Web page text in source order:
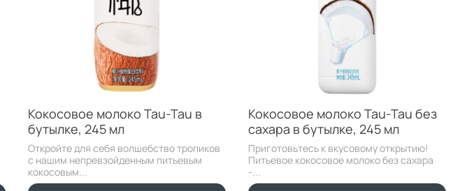
Кокосовое молоко Tau-Tau в
бутылке, 245 мл
Откройте для себя волшебство тропиков
с нашим непревзойденным питьевым
кокосовым...
Кокосовое молоко Tau-Tau без
сахара в бутылке, 245 мл
Приготовьтесь к вкусовому открытию!
Питьевое кокосовое молоко без сахара
-...